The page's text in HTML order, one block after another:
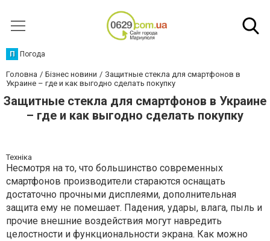
П Погода
Головна Бізнес новини
Защитные стекла для смартфонов в
Украине – где и как выгодно сделать покупку
Защитные стекла для смартфонов в Украине
– где и как выгодно сделать покупку
Техніка
Несмотря на то, что большинство современных
смартфонов производители стараются оснащать
достаточно прочными дисплеями, дополнительная
защита ему не помешает. Падения, удары, влага, пыль и
прочие внешние воздействия могут навредить
целостности и функциональности экрана. Как можно